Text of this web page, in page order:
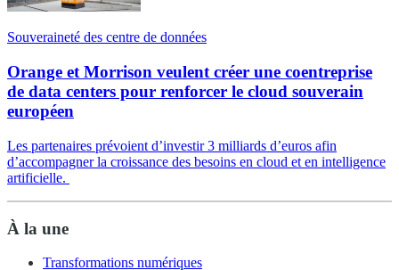
Souveraineté des centre de données
Orange et Morrison veulent créer une coentreprise
de data centers pour renforcer le cloud souverain
européen
Les partenaires prévoient d’investir 3 milliards d’euros afin
d’accompagner la croissance des besoins en cloud et en intelligence
artificielle.
À la une
Transformations numériques